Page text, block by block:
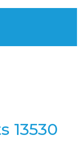
13530